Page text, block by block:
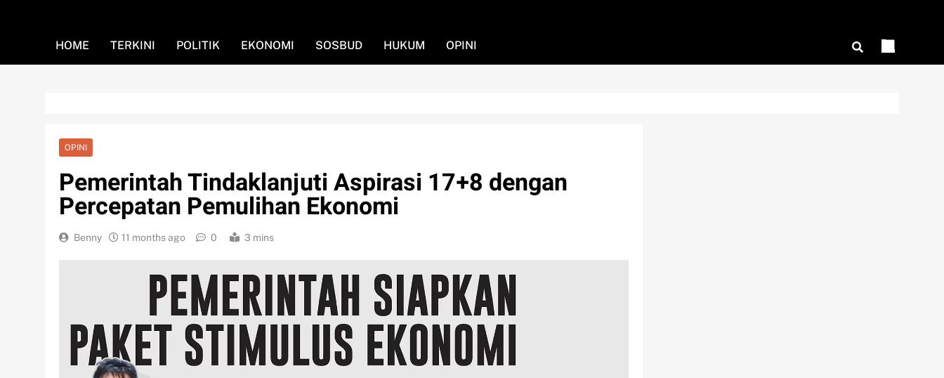
HOME TERKINI POLITIK EKONOMI SOSBUD HUKUM OPINI
OPINI
Pemerintah Tindaklanjuti Aspirasi 17+8 dengan
Percepatan Pemulihan Ekonomi
Benny 11 months ago 0 3 mins